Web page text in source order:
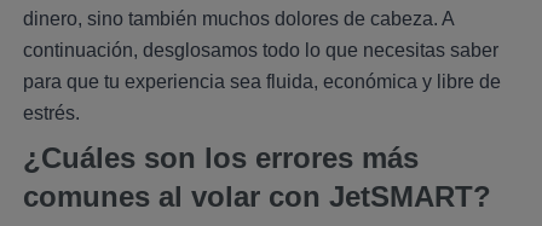
dinero, sino también muchos dolores de cabeza. A
continuación, desglosamos todo lo que necesitas saber
para que tu experiencia sea fluida, económica y libre de
estrés.
¿Cuáles son los errores más
comunes al volar con JetSMART?